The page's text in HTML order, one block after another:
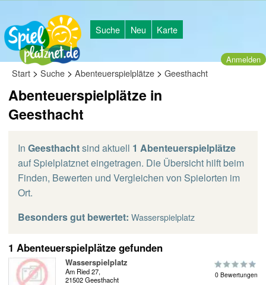
Suche Neu Karte
Anmelden
Start > Suche > Abenteuerspielplätze > Geesthacht
Abenteuerspielplätze in
Geesthacht
In Geesthachtsind aktuell 1 Abenteuerspielplätze
auf Spielplatznet eingetragen. Die Übersicht hilft beim
Finden, Bewerten und Vergleichen von Spielorten im
Ort.
Besonders gut bewertet: Wasserspielplatz
1 Abenteuerspielplätze gefunden
Wasserspielplatz
Am Ried 27,
21502 Geesthacht
0 Bewertungen